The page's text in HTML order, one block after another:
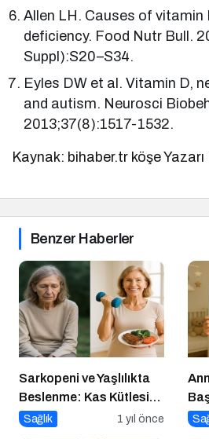
Allen LH. Causes of
deficiency. Food Nutr Bull.
Suppl):S20–S34.
Eyles DW et al. Vitamin D,
and autism. Neurosci
2013;37(8):1517-1532.
Kaynak: bihaber.tr köşe
Benzer Haberler
Sarkopeni ve Yaşlılıkta
Beslenme: Kas Kütlesi
Nasıl Korunur?
Sağlık 1 yıl önce